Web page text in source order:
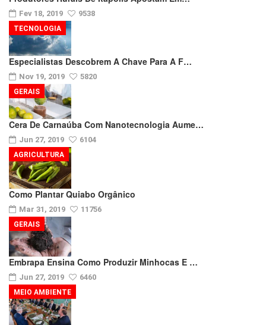
Fev 18, 2019 9538
Especialistas Descobrem A Chave Para A F…
Nov 19, 2019 5820
TECNOLOGIA
Cera De Carnaúba Com Nanotecnologia Aume…
Jun 27, 2019 6104
GERAIS
Como Plantar Quiabo Orgânico
Mar 31, 2019 11756
AGRICULTURA
Embrapa Ensina Como Produzir Minhocas E …
Jun 27, 2019 6460
GERAIS
MEIO AMBIENTE